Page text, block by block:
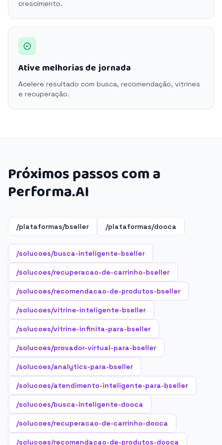
crescimento.
Ative melhorias de jornada
Acelere resultado com busca, recomendação, vitrines
e recuperação.
Próximos passos com a
Performa.AI
/plataformas/bseller /plataformas/dooca
/solucoes/busca-inteligente-bseller
/solucoes/recuperacao-de-carrinho-bseller
/solucoes/recomendacao-de-produtos-bseller
/solucoes/vitrine-inteligente-bseller
/solucoes/vitrine-infinita-para-bseller
/solucoes/provador-virtual-para-bseller
/solucoes/analytics-para-bseller
/solucoes/atendimento-inteligente-para-bseller
/solucoes/busca-inteligente-dooca
/solucoes/recuperacao-de-carrinho-dooca
/solucoes/recomendacao-de-produtos-dooca